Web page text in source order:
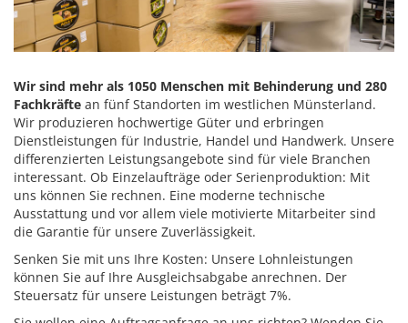
Wir sind mehr als 1050 Menschen mit Behinderung und 280
Fachkräfte an fünf Standorten im westlichen Münsterland.
Wir produzieren hochwertige Güter und erbringen
Dienstleistungen für Industrie, Handel und Handwerk. Unsere
differenzierten Leistungsangebote sind für viele Branchen
interessant. Ob Einzelaufträge oder Serienproduktion: Mit
uns können Sie rechnen. Eine moderne technische
Ausstattung und vor allem viele motivierte Mitarbeiter sind
die Garantie für unsere Zuverlässigkeit.
Senken Sie mit uns Ihre Kosten: Unsere Lohnleistungen
können Sie auf Ihre Ausgleichsabgabe anrechnen. Der
Steuersatz für unsere Leistungen beträgt 7%.